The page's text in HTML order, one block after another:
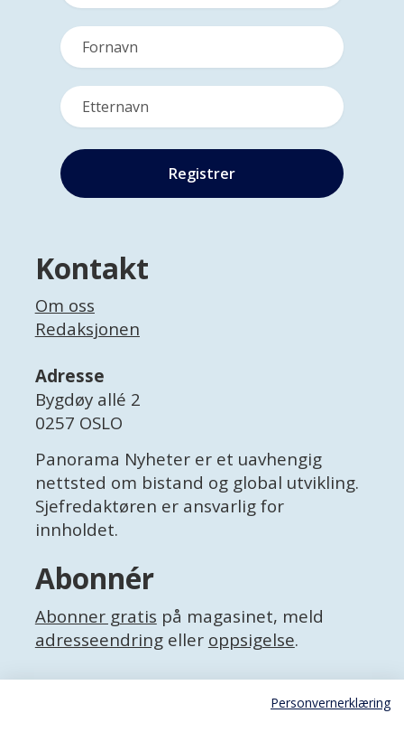
Kontakt
Om oss
Redaksjonen
Adresse
Bygdøy allé 2
0257 OSLO
Panorama Nyheter er et uavhengig
nettsted om bistand og global utvikling.
Sjefredaktøren er ansvarlig for
innholdet.
Abonnér
Abonner gratis på magasinet, meld
adresseendringeller oppsigelse.
Facebook
Personvernerklæring